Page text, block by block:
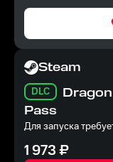
Steam
DLC
Pass
Для запуска
1 973₽